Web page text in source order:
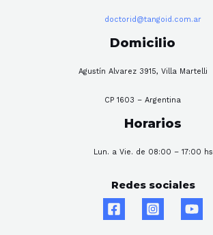
doctorid@tangoid.com.ar
Domicilio
Agustín Alvarez 3915, Villa Martelli
CP 1603 – Argentina
Horarios
Lun. a Vie. de 08:00 – 17:00 hs
Redes sociales